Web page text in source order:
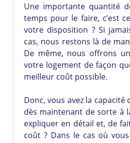
Une importante quantité
temps pour le faire, c’est
votre disposition ? Si
cas, nous restons là de
De même, nous offrons
votre logement de façon
meilleur coût possible.
Donc, vous avez la
dès maintenant de sorte à
expliquer en détail et, de
coût ? Dans le cas où vous